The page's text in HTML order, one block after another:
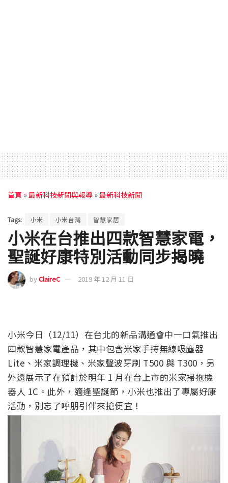
首頁 »最新科技新聞與報導 »最新科技新聞
Tags: 小米 小米台灣 智慧家居
小米在台推出四款智慧家電，
聖誕好康特別活動同步揭曉
byClaireC 2019 年 12 月 11 日
小米今日（12/11）在台北的新品溝通會中一口氣推出
四款智慧家電產品，其中包含米家手持無線吸塵器
Lite、米家調理機、米家聲波牙刷 T500 與 T300，另
外還展示了在預計於明年 1 月在台上市的米家掃拖機
器人 1C。此外，適逢聖誕節，小米也推出了專屬好康
活動，別忘了呼朋引伴來搶便宜！